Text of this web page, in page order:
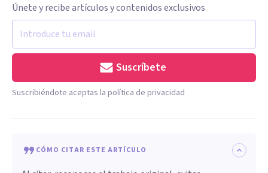
Únete y recibe artículos y contenidos exclusivos
Suscríbete
Suscribiéndote aceptas la política de privacidad
CÓMO CITAR ESTE ARTÍCULO